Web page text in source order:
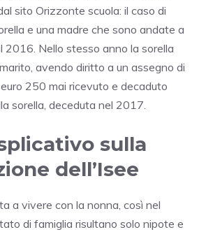
sito Orizzonte scuola: il caso di
e una madre che sono andate a
2016. Nello stesso anno la sorella
avendo diritto a un assegno di
250 mai ricevuto e decaduto
sorella, deceduta nel 2017.
sulla
dell’Isee
a vivere con la nonna, così nel
di famiglia risultano solo nipote e